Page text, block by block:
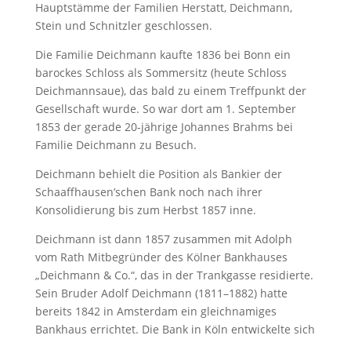
Hauptstämme der Familien Herstatt, Deichmann,
Stein und Schnitzler geschlossen.
Die Familie Deichmann kaufte 1836 bei Bonn ein
barockes Schloss als Sommersitz (heute Schloss
Deichmannsaue), das bald zu einem Treffpunkt der
Gesellschaft wurde. So war dort am 1. September
1853 der gerade 20-jährige Johannes Brahms bei
Familie Deichmann zu Besuch.
Deichmann behielt die Position als Bankier der
Schaaffhausen’schen Bank noch nach ihrer
Konsolidierung bis zum Herbst 1857 inne.
Deichmann ist dann 1857 zusammen mit Adolph
vom Rath Mitbegründer des Kölner Bankhauses
„Deichmann & Co.“, das in der Trankgasse residierte.
Sein Bruder Adolf Deichmann (1811–1882) hatte
bereits 1842 in Amsterdam ein gleichnamiges
Bankhaus errichtet. Die Bank in Köln entwickelte sich